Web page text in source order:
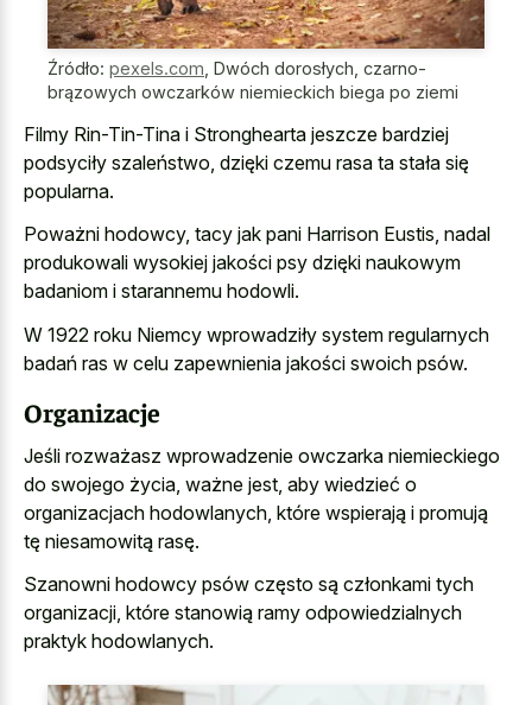
Źródło: pexels.com Dwóch dorosłych, czarno-
brązowych owczarków niemieckich biega po ziemi
Filmy Rin-Tin-Tina i Stronghearta jeszcze bardziej
podsyciły szaleństwo, dzięki czemu rasa ta stała się
popularna.
Poważni hodowcy, tacy jak pani Harrison Eustis, nadal
produkowali wysokiej jakości psy dzięki naukowym
badaniom i starannemu hodowli.
W 1922 roku Niemcy wprowadziły system regularnych
badań ras w celu zapewnienia jakości swoich psów.
Organizacje
Jeśli rozważasz wprowadzenie owczarka niemieckiego
do swojego życia, ważne jest, aby wiedzieć o
organizacjach hodowlanych, które wspierają i promują
tę niesamowitą rasę.
Szanowni hodowcy psów często są członkami tych
organizacji, które stanowią ramy odpowiedzialnych
praktyk hodowlanych.